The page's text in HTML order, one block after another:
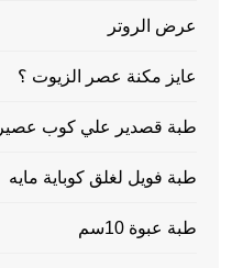
عرض الروتر
عايز مكنة عصر الزيوت ؟
طبة قصدير علي كوب عصير
طبة فويل لغلق كوباية مايه
طبة عبوة 10سم